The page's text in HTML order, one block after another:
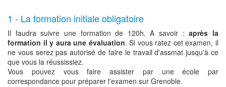
1 - La formation initiale obligatoire
Il faudra suivre une formation de 120h. A savoir :après la
formation il y aura une évaluation. Si vous ratez cet examen, il
ne vous serez pas autorisé de faire le travail d'assmat jusqu'à ce
que vous la réussissiez.
Vous pouvez vous faire assister par une école par
correspondance pour préparer l'examen sur Grenoble.